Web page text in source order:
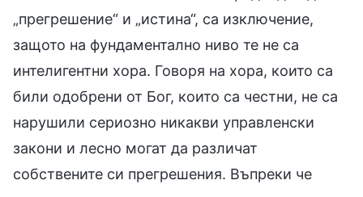
„прегрешение“ и „истина“, са изключение,
защото на фундаментално ниво те не са
интелигентни хора. Говоря на хора, които са
били одобрени от Бог, които са честни, не са
нарушили сериозно никакви управленски
закони и лесно могат да различат
собствените си прегрешения. Въпреки че